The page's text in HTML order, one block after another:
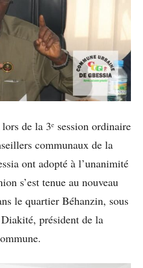
de la 3ᵉ session ordinaire
communaux de la
ont adopté à l’unanimité
s’est tenue au nouveau
le quartier Béhanzin, sous
président de la